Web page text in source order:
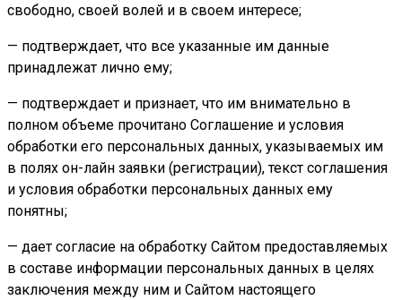
свободно, своей волей и в своем интересе;
— подтверждает, что все указанные им данные
принадлежат лично ему;
— подтверждает и признает, что им внимательно в
полном объеме прочитано Соглашение и условия
обработки его персональных данных, указываемых им
в полях он-лайн заявки (регистрации), текст соглашения
и условия обработки персональных данных ему
понятны;
— дает согласие на обработку Сайтом предоставляемых
в составе информации персональных данных в целях
заключения между ним и Сайтом настоящего